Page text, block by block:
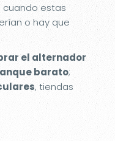
estas
o hay que
el alternador
barato;
, tiendas